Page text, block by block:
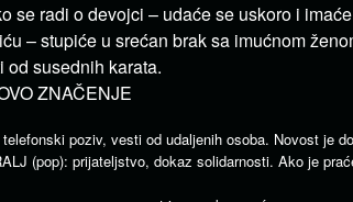
se radi o devojci – udaće se uskoro i
– stupiće u srećan brak sa imućnom
od susednih karata.
ZNAČENJE
poziv, vesti od udaljenih osoba. Novost je
(pop): prijateljstvo, dokaz solidarnosti. Ako je